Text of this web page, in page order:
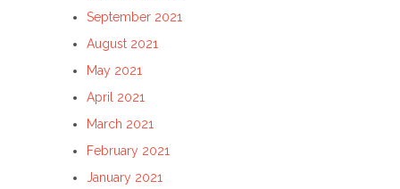
September 2021
August 2021
May 2021
April 2021
March 2021
February 2021
January 2021